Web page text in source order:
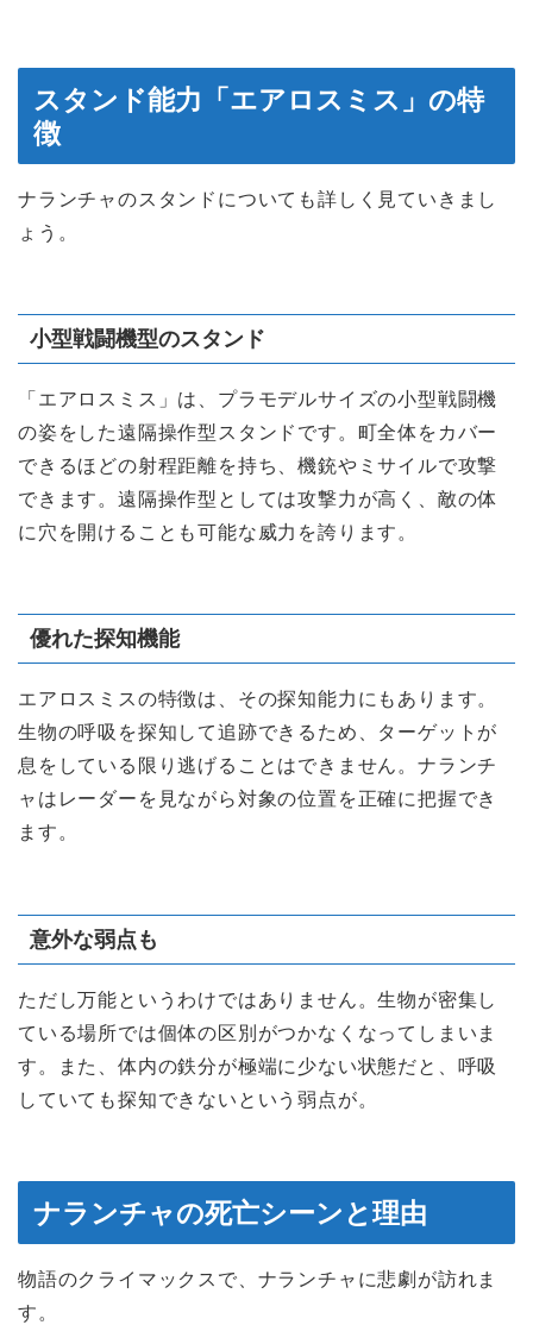
スタンド能力「エアロスミス」の特
徴
ナランチャのスタンドについても詳しく見ていきまし
ょう。
小型戦闘機型のスタンド
「エアロスミス」は、プラモデルサイズの小型戦闘機
の姿をした遠隔操作型スタンドです。町全体をカバー
できるほどの射程距離を持ち、機銃やミサイルで攻撃
できます。遠隔操作型としては攻撃力が高く、敵の体
に穴を開けることも可能な威力を誇ります。
優れた探知機能
エアロスミスの特徴は、その探知能力にもあります。
生物の呼吸を探知して追跡できるため、ターゲットが
息をしている限り逃げることはできません。ナランチ
ャはレーダーを見ながら対象の位置を正確に把握でき
ます。
意外な弱点も
ただし万能というわけではありません。生物が密集し
ている場所では個体の区別がつかなくなってしまいま
す。また、体内の鉄分が極端に少ない状態だと、呼吸
していても探知できないという弱点が。
ナランチャの死亡シーンと理由
物語のクライマックスで、ナランチャに悲劇が訪れま
す。